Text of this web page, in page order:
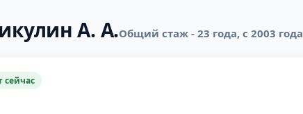
А. А.Общий стаж - 23 года, с 2003 года
сейчас